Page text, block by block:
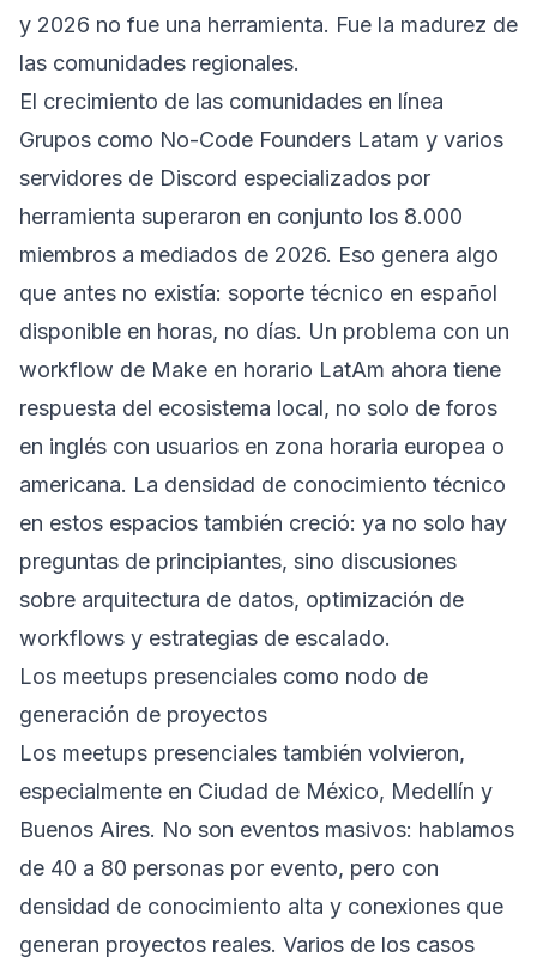
y 2026 no fue una herramienta. Fue la madurez de
las comunidades regionales.
El crecimiento de las comunidades en línea
Grupos como No-Code Founders Latam y varios
servidores de Discord especializados por
herramienta superaron en conjunto los 8.000
miembros a mediados de 2026. Eso genera algo
que antes no existía: soporte técnico en español
disponible en horas, no días. Un problema con un
workflow de Make en horario LatAm ahora tiene
respuesta del ecosistema local, no solo de foros
en inglés con usuarios en zona horaria europea o
americana. La densidad de conocimiento técnico
en estos espacios también creció: ya no solo hay
preguntas de principiantes, sino discusiones
sobre arquitectura de datos, optimización de
workflows y estrategias de escalado.
Los meetups presenciales como nodo de
generación de proyectos
Los meetups presenciales también volvieron,
especialmente en Ciudad de México, Medellín y
Buenos Aires. No son eventos masivos: hablamos
de 40 a 80 personas por evento, pero con
densidad de conocimiento alta y conexiones que
generan proyectos reales. Varios de los casos